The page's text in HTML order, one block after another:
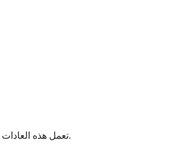
تعمل هذه العادات بشكل أفضل عند دمجها مع التوجيه الطبي. إنها ليست بديلاً عن تعديل خطة الأدوية الخاصة بك، ولكنها يمكن أن توفر دعمًا ذا مغزى بينما تحدد أنت وطبيبك أفضل نهج لك.